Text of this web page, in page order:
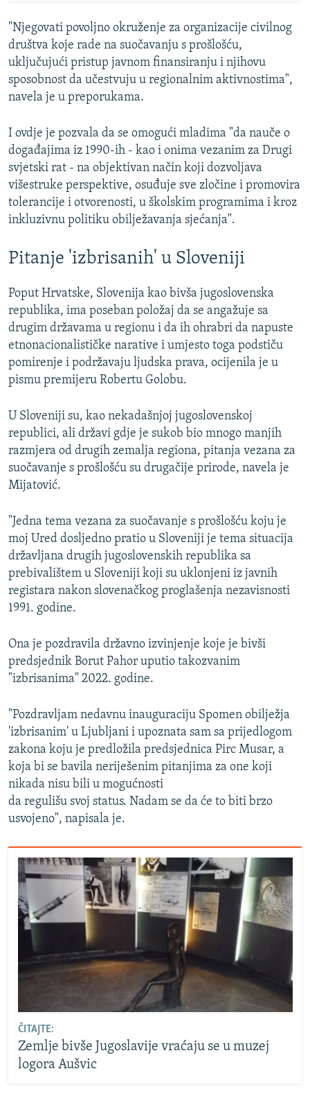
"Njegovati povoljno okruženje za organizacije civilnog
društva koje rade na suočavanju s prošlošću,
uključujući pristup javnom finansiranju i njihovu
sposobnost da učestvuju u regionalnim aktivnostima",
navela je u preporukama.
I ovdje je pozvala da se omogući mladima "da nauče o
događajima iz 1990-ih - kao i onima vezanim za Drugi
svjetski rat - na objektivan način koji dozvoljava
višestruke perspektive, osuđuje sve zločine i promovira
tolerancije i otvorenosti, u školskim programima i kroz
inkluzivnu politiku obilježavanja sjećanja".
Pitanje 'izbrisanih' u Sloveniji
Poput Hrvatske, Slovenija kao bivša jugoslovenska
republika, ima poseban položaj da se angažuje sa
drugim državama u regionu i da ih ohrabri da napuste
etnonacionalističke narative i umjesto toga podstiču
pomirenje i podržavaju ljudska prava, ocijenila je u
pismu premijeru Robertu Golobu.
U Sloveniji su, kao nekadašnjoj jugoslovenskoj
republici, ali državi gdje je sukob bio mnogo manjih
razmjera od drugih zemalja regiona, pitanja vezana za
suočavanje s prošlošću su drugačije prirode, navela je
Mijatović.
"Jedna tema vezana za suočavanje s prošlošću koju je
moj Ured dosljedno pratio u Sloveniji je tema situacija
državljana drugih jugoslovenskih republika sa
prebivalištem u Sloveniji koji su uklonjeni iz javnih
registara nakon slovenačkog proglašenja nezavisnosti
1991. godine.
Ona je pozdravila državno izvinjenje koje je bivši
predsjednik Borut Pahor uputio takozvanim
"izbrisanima" 2022. godine.
"Pozdravljam nedavnu inauguraciju Spomen obilježja
'izbrisanim' u Ljubljani i upoznata sam sa prijedlogom
zakona koju je predložila predsjednica Pirc Musar, a
koja bi se bavila neriješenim pitanjima za one koji
nikada nisu bili u mogućnosti
da regulišu svoj status. Nadam se da će to biti brzo
usvojeno", napisala je.
ČITAJTE:
Zemlje bivše Jugoslavije vraćaju se u muzej
logora Aušvic